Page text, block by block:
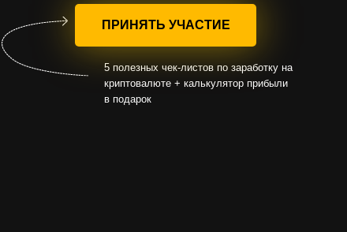
5 полезных чек-листов по заработку на
криптовалюте + калькулятор прибыли
в подарок
ПРИНЯТЬ УЧАСТИЕ